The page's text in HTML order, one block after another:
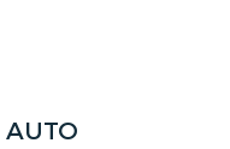
AUTO